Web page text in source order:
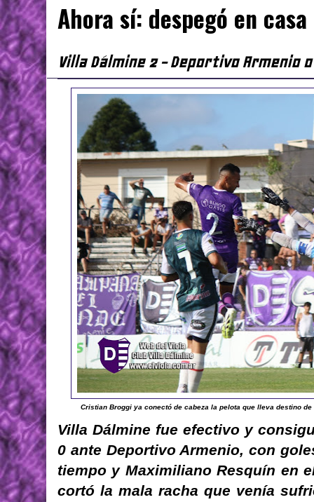
Ahora sí: despegó en casa
Villa Dálmine 2 - Deportivo Armenio 0
Cristian Broggi ya conectó de cabeza la pelota que lleva destino
Villa Dálmine fue efectivo y
0 ante Deportivo Armenio, con
tiempo y Maximiliano Resquín en
cortó la mala racha que venía